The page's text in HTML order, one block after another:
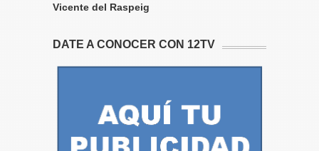
Vicente del Raspeig
DATE A CONOCER CON 12TV